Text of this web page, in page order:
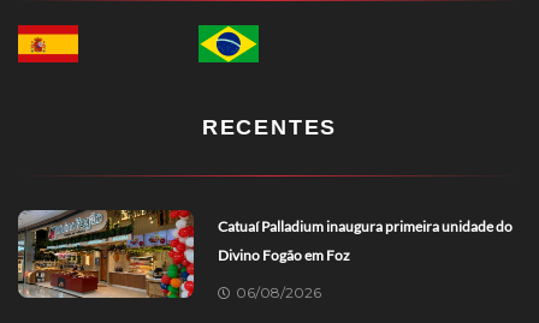
RECENTES
Catuaí Palladium inaugura primeira unidade do
Divino Fogão em Foz
06/08/2026